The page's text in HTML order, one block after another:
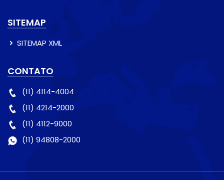
SITEMAP
SITEMAP XML
CONTATO
(11) 4114-4004
(11) 4214-2000
(11) 4112-9000
(11) 94808-2000